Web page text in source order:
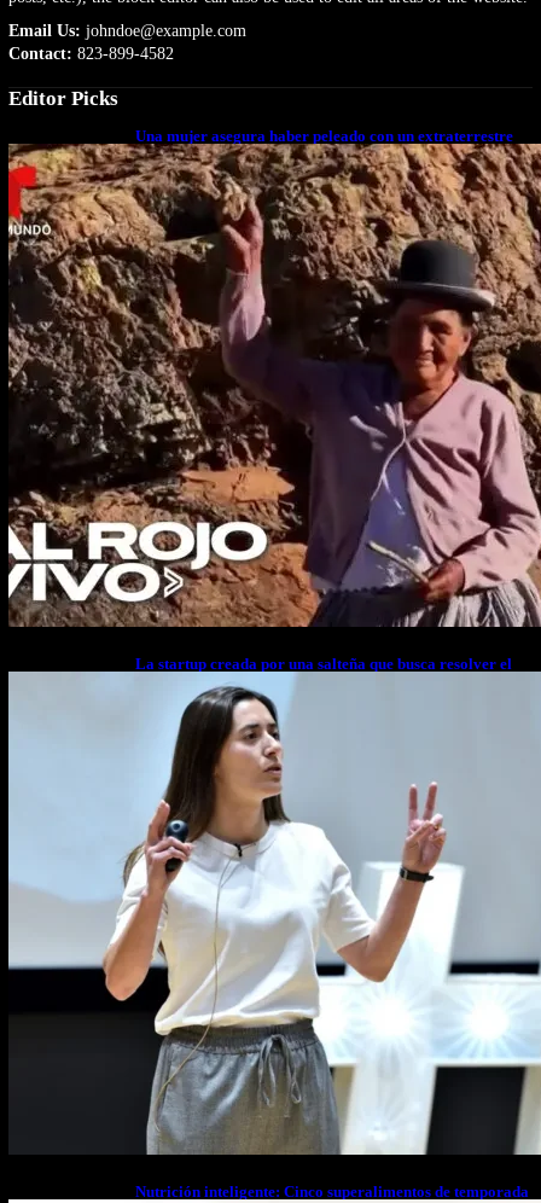
Email Us: johndoe@example.com
Contact: 823-899-4582
Editor Picks
Una mujer asegura haber peleado con un extraterrestre
cuerpo a cuerpo
La startup creada por una salteña que busca resolver el
estrés financiero en Latinoamérica
Nutrición inteligente: Cinco superalimentos de temporada